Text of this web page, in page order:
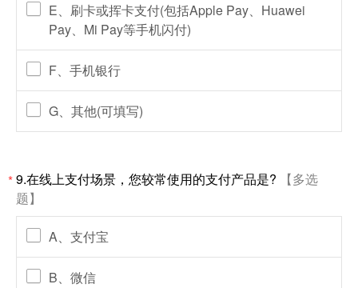
E、刷卡或挥卡支付(包括Apple Pay、Huawei
Pay、Mi Pay等手机闪付)
F、手机银行
G、其他(可填写)
*9.在线上支付场景，您较常使用的支付产品是?
【多选
题】
A、支付宝
B、微信